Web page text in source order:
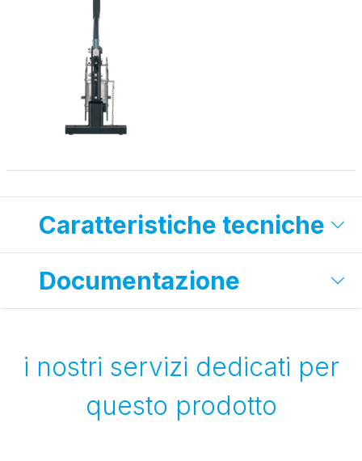
Caratteristiche tecniche
Documentazione
i nostri servizi dedicati per
questo prodotto